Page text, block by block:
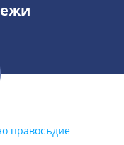
правосъдие